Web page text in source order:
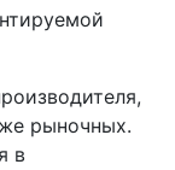
рыночных.
в